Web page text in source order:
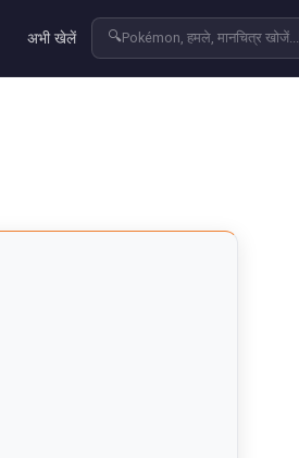
अभी खेलें 🔍Pokémon, हमले, मानचित्र खोजें...